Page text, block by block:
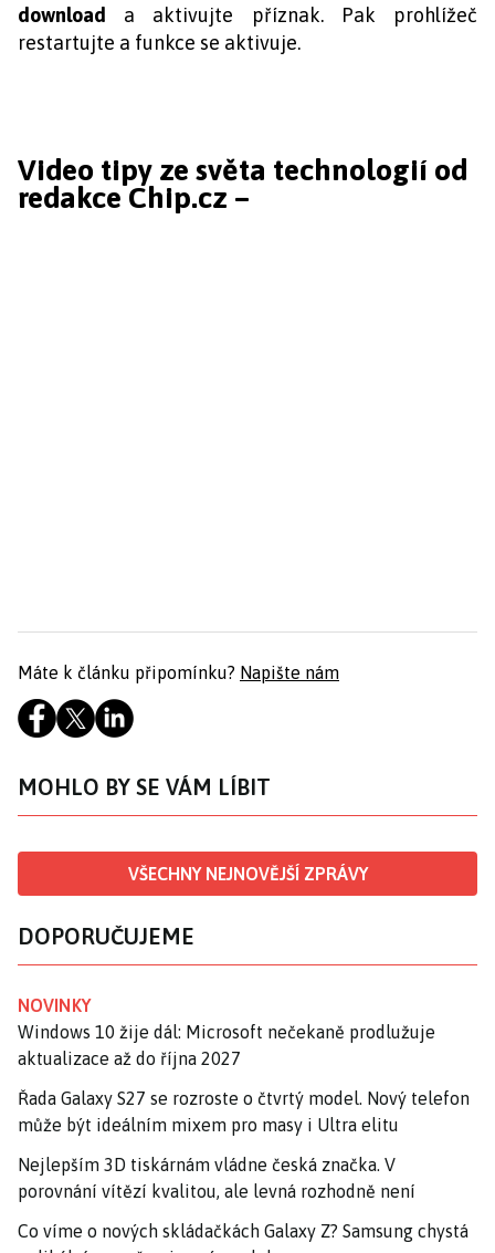
download a aktivujte příznak. Pak prohlížeč
restartujte a funkce se aktivuje.
Video tipy ze světa technologií od
redakce Chip.cz –
Máte k článku připomínku? Napište nám
MOHLO BY SE VÁM LÍBIT
VŠECHNY NEJNOVĚJŠÍ ZPRÁVY
DOPORUČUJEME
NOVINKY
Windows 10 žije dál: Microsoft nečekaně prodlužuje
aktualizace až do října 2027
Řada Galaxy S27 se rozroste o čtvrtý model. Nový telefon
může být ideálním mixem pro masy i Ultra elitu
Nejlepším 3D tiskárnám vládne česká značka. V
porovnání vítězí kvalitou, ale levná rozhodně není
Co víme o nových skládačkách Galaxy Z? Samsung chystá